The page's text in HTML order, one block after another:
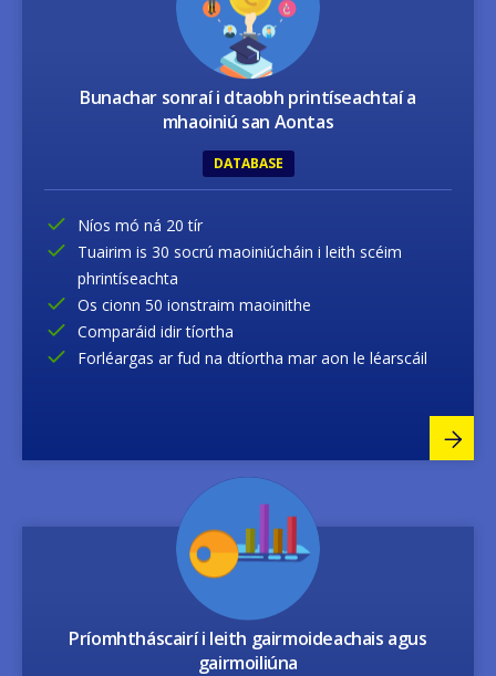
Bunachar sonraí i dtaobh printíseachtaí a
mhaoiniú san Aontas
DATABASE
Níos mó ná 20 tír
Tuairim is 30 socrú maoiniúcháin i leith scéim
phrintíseachta
Os cionn 50 ionstraim maoinithe
Comparáid idir tíortha
Forléargas ar fud na dtíortha mar aon le léarscáil
Image
Príomhtháscairí i leith gairmoideachais agus
gairmoiliúna